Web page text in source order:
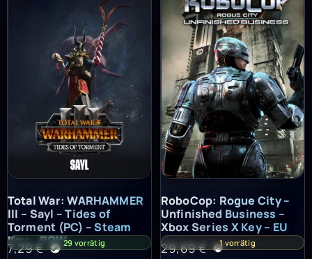
Total War: WARHAMMER III – Sayl – Tides of Torment (PC) –
Total War: WARHAMMER
III – Sayl – Tides of
Torment (PC) – Steam
Key – ROW
7,29€ 29 vorrätig
RoboCop: Rogue City –
RoboCop: Rogue City –
Unfinished Business –
Xbox Series X Key – EU
29,69€ 1 vorrätig